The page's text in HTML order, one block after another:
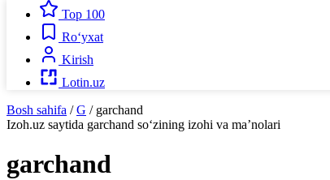
Top 100
Ro‘yxat
Kirish
Lotin.uz
Bosh sahifa / G / garchand
Izoh.uz saytida garchand so‘zining izohi va ma’nolari
garchand